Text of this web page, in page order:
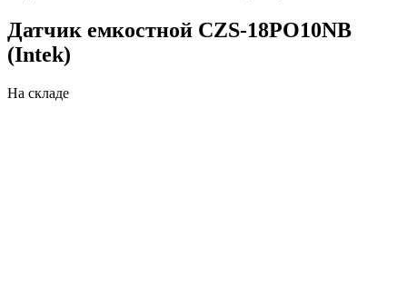
Датчик емкостной CZS-18PO10NB
(Intek)
На складе